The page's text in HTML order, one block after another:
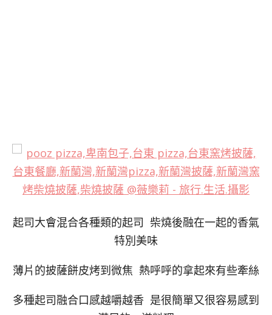
起司大會混合各種類的起司 柴燒後融在一起的香氣
特別美味
薄片的披薩餅皮烤到微焦 熱呼呼的拿起來有些牽絲
多種起司融合口感越嚼越香 是很簡單又很容易感到